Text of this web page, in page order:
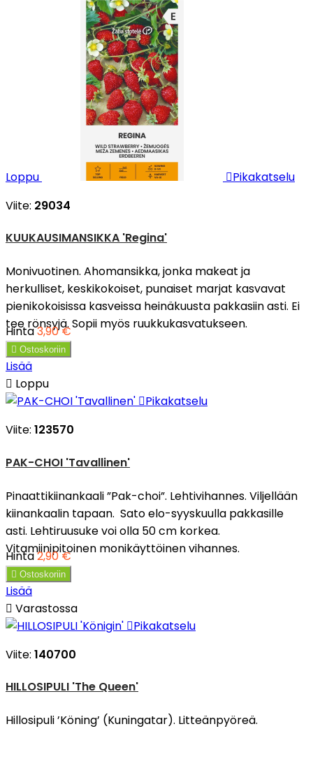
Loppu Pikakatselu
Viite: 29034
KUUKAUSIMANSIKKA 'Regina'
Monivuotinen. Ahomansikka, jonka makeat ja
herkulliset, keskikokoiset, punaiset marjat kasvavat
pienikokoisissa kasveissa heinäkuusta pakkasiin asti. Ei
tee rönsyjä. Sopii myös ruukkukasvatukseen.
Hinta3,90 €
 Ostoskoriin
Lisää
 Loppu
Pikakatselu
Viite: 123570
PAK-CHOI 'Tavallinen'
Pinaattikiinankaali ”Pak-choi”. Lehtivihannes. Viljellään
kiinankaalin tapaan. Sato elo-syyskuulla pakkasille
asti. Lehtiruusuke voi olla 50 cm korkea.
Vitamiinipitoinen monikäyttöinen vihannes.
Hinta2,90 €
 Ostoskoriin
Lisää
 Varastossa
Pikakatselu
Viite: 140700
HILLOSIPULI 'The Queen'
Hillosipuli ’Köning’ (Kuningatar). Litteänpyöreä.